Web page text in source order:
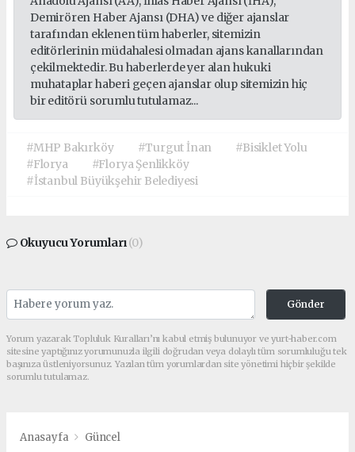
Demirören Haber Ajansı (DHA) ve diğer ajanslar
tarafından eklenen tüm haberler, sitemizin
editörlerinin müdahalesi olmadan ajans kanallarından
çekilmektedir. Bu haberlerde yer alan hukuki
muhataplar haberi geçen ajanslar olup sitemizin hiç
bir editörü sorumlu tutulamaz...
#MHP Bakırköy #Turgut İnan
#Bisiklet Yolu
#Florya
#Florya Şenlikköy
#İstanbul Büyükşehir Belediyesi
Okuyucu Yorumları(0)
Gönder
Yorum yazarak Topluluk Kuralları’nı kabul etmiş bulunuyor ve yurt-haber.com
sitesine yaptığınız yorumunuzla ilgili doğrudan veya dolaylı tüm sorumluluğu tek
başınıza üstleniyorsunuz. Yazılan tüm yorumlardan site yönetimi hiçbir şekilde
sorumlu tutulamaz.
Anasayfa Güncel